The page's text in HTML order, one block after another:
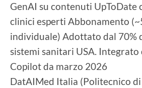
GenAI su contenuti UpToDate
clinici esperti Abbonamento
individuale) Adottato dal 70%
sistemi sanitari USA.
Copilot da marzo 2026
DatAIMed Italia (Politecnico